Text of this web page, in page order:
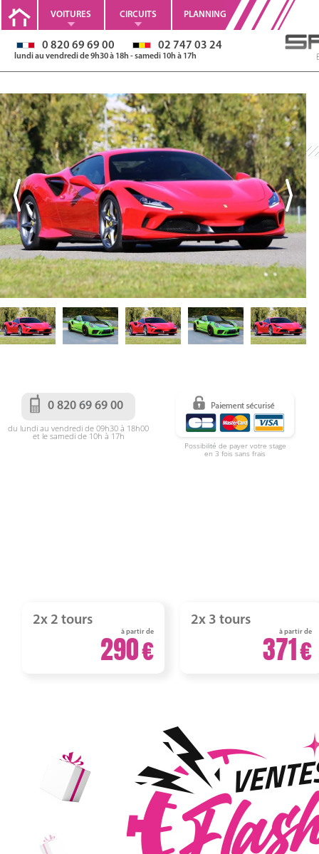
VOITURES CIRCUITS PLANNING
0 820 69 69 00 02 747 03 24
lundi au vendredi de 9h30 à 18h - samedi 10h à 17h
0 820 69 69 00
du lundi au vendredi de 09h30 à 18h00
et le samedi de 10h à 17h
Possibilité de payer votre stage
en 3 fois sans frais
2x 2 tours
à partir de
290
2x 3 tours
à partir de
371